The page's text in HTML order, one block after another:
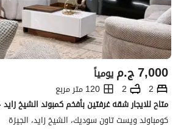
ج.م7,000 يومياً
2
2
120 متر مربع
كومباوند ويست تاون سوديك، الشيخ زايد، الجيزة